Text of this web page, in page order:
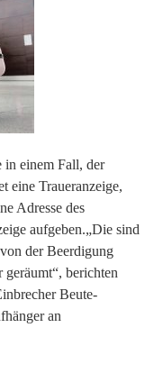
in einem Fall, der
eine Traueranzeige,
Adresse des
aufgeben.„Die sind
der Beerdigung
berichten
Beute-
an